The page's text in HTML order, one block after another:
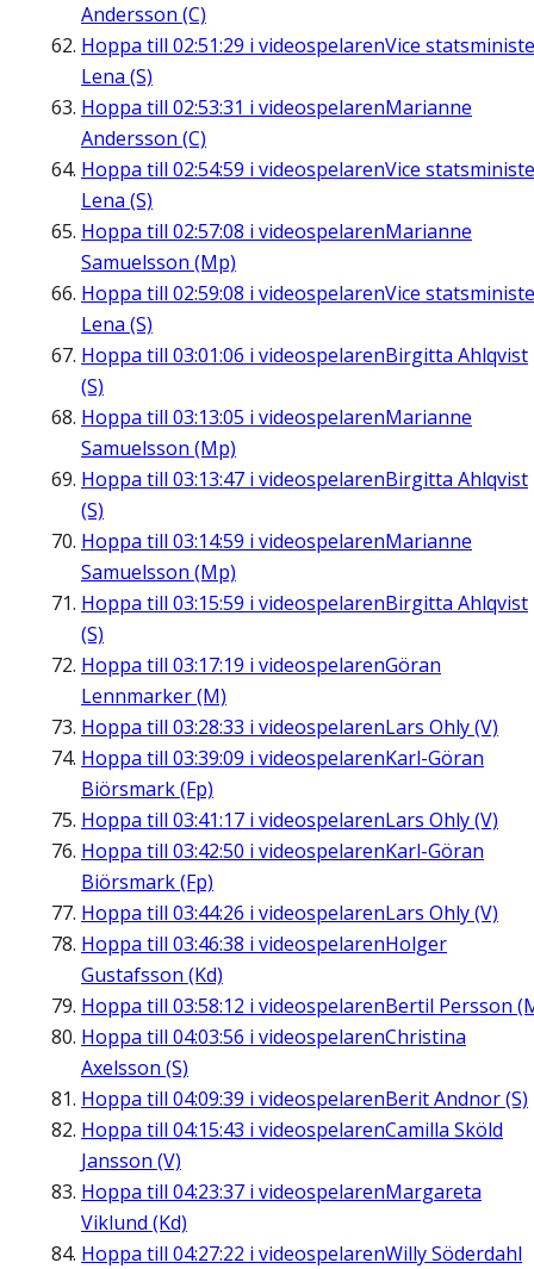
Andersson (C)
Hoppa till 02:51:29 i videospelarenVice
Lena (S)
Hoppa till 02:53:31 i videospelarenMarianne
Andersson (C)
Hoppa till 02:54:59 i videospelarenVice
Lena (S)
Hoppa till 02:57:08 i videospelarenMarianne
Samuelsson (Mp)
Hoppa till 02:59:08 i videospelarenVice
Lena (S)
Hoppa till 03:01:06 i videospelarenBirgitta Ahlqvist
(S)
Hoppa till 03:13:05 i videospelarenMarianne
Samuelsson (Mp)
Hoppa till 03:13:47 i videospelarenBirgitta Ahlqvist
(S)
Hoppa till 03:14:59 i videospelarenMarianne
Samuelsson (Mp)
Hoppa till 03:15:59 i videospelarenBirgitta Ahlqvist
(S)
Hoppa till 03:17:19 i videospelarenGöran
Lennmarker (M)
Hoppa till 03:28:33 i videospelarenLars Ohly (V)
Hoppa till 03:39:09 i videospelarenKarl-Göran
Biörsmark (Fp)
Hoppa till 03:41:17 i videospelarenLars Ohly (V)
Hoppa till 03:42:50 i videospelarenKarl-Göran
Biörsmark (Fp)
Hoppa till 03:44:26 i videospelarenLars Ohly (V)
Hoppa till 03:46:38 i videospelarenHolger
Gustafsson (Kd)
Hoppa till 03:58:12 i videospelarenBertil Persson
Hoppa till 04:03:56 i videospelarenChristina
Axelsson (S)
Hoppa till 04:09:39 i videospelarenBerit Andnor (S)
Hoppa till 04:15:43 i videospelarenCamilla Sköld
Jansson (V)
Hoppa till 04:23:37 i videospelarenMargareta
Viklund (Kd)
Hoppa till 04:27:22 i videospelarenWilly Söderdahl